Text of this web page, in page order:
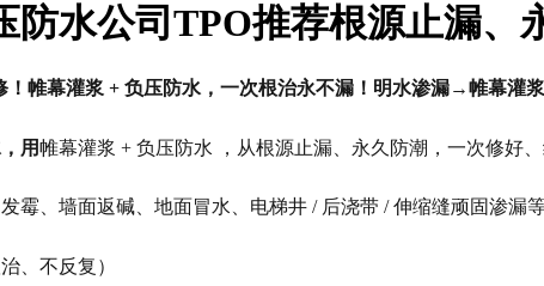
防水公司TPO推荐根源止漏、
！帷幕灌浆 + 负压防水，一次根治永不漏！明水渗漏→帷幕灌
用帷幕灌浆 + 负压防水 ，从根源止漏、永久防潮，一次修好、
霉、墙面返碱、地面冒水、电梯井 / 后浇带 / 伸缩缝顽固渗漏
、不反复）